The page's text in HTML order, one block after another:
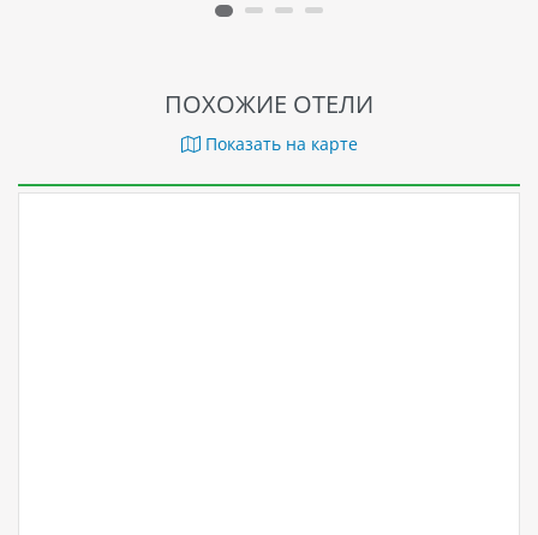
ПОХОЖИЕ ОТЕЛИ
Показать на карте